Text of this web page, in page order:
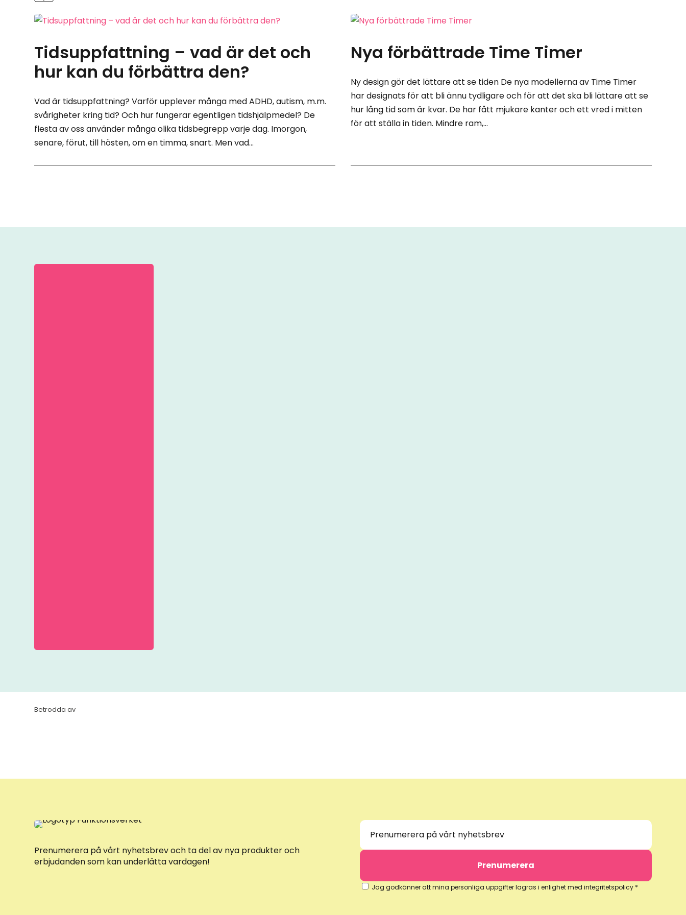
Tidsuppfattning – vad är det och
hur kan du förbättra den?
Vad är tidsuppfattning? Varför upplever många med ADHD, autism, m.m.
svårigheter kring tid? Och hur fungerar egentligen tidshjälpmedel? De
flesta av oss använder många olika tidsbegrepp varje dag. Imorgon,
senare, förut, till hösten, om en timma, snart. Men vad...
Nya förbättrade Time Timer
Ny design gör det lättare att se tiden De nya modellerna av Time Timer
har designats för att bli ännu tydligare och för att det ska bli lättare att se
hur lång tid som är kvar. De har fått mjukare kanter och ett vred i mitten
för att ställa in tiden. Mindre ram,...
Betrodda av
Prenumerera på vårt nyhetsbrev och ta del av nya produkter och
erbjudanden som kan underlätta vardagen!
Jag godkänner att mina personliga uppgifter lagras i enlighet med integritetspolicy *